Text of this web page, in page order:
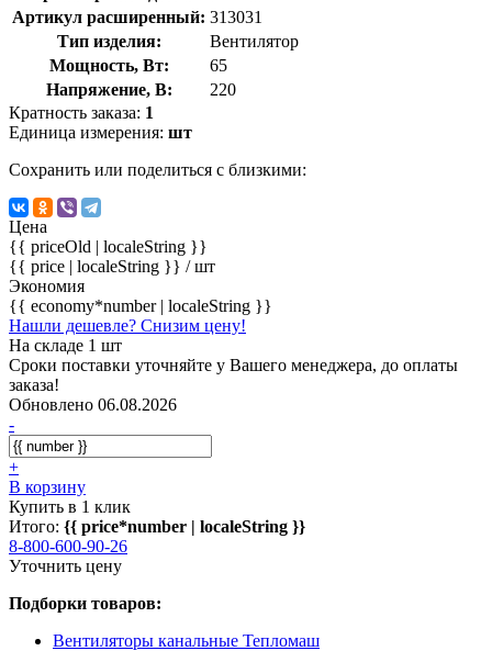
Артикул расширенный: 313031
Тип изделия:
Вентилятор
Мощность, Вт:
65
Напряжение, В:
220
Кратность заказа: 1
Единица измерения: шт
Сохранить или поделиться с близкими:
Цена
{{ priceOld | localeString }}
{{ price | localeString }} / шт
Экономия
{{ economy*number | localeString }}
Нашли дешевле? Снизим цену!
На складе 1 шт
Сроки поставки уточняйте у Вашего менеджера, до оплаты
заказа!
Обновлено 06.08.2026
-
+
В корзину
Купить в 1 клик
Итого: {{ price*number | localeString }}
8-800-600-90-26
Уточнить цену
Подборки товаров:
Вентиляторы канальные Тепломаш